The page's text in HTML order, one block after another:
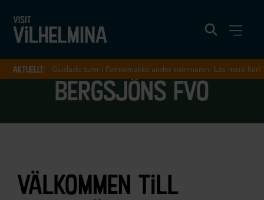
aktuellt: Guidade turer i Fatmomakke under sommaren. Läs mera här!
bergsjöns fvo
välkommen till